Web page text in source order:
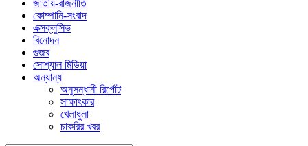
জাতীয়-রাজনীতি
কোম্পানি-সংবাদ
এক্সক্লুসিভ
বিনোদন
গুজব
সোশ্যাল মিডিয়া
অন্যান্য
অনুসন্ধানী রির্পোট
সাক্ষাৎকার
খেলাধুলা
চাকরির খবর